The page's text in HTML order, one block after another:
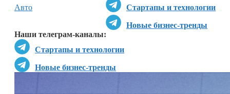
Стартапы и технологии
Новые бизнес-тренды
Наши телеграм-каналы:
Стартапы и технологии
Новые бизнес-тренды
Авто